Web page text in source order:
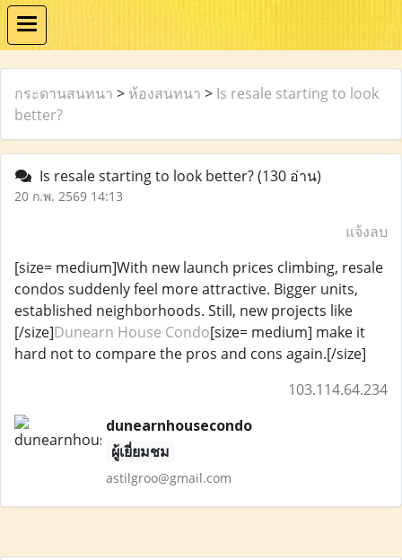
กระดานสนทนา > ห้องสนทนา > Is resale starting to look
better?
Is resale starting to look better?(130 อ่าน)
20 ก.พ. 2569 14:13
แจ้งลบ
[size= medium]With new launch prices climbing, resale
condos suddenly feel more attractive. Bigger units,
established neighborhoods. Still, new projects like
[/size]Dunearn House Condo[size= medium] make it
hard not to compare the pros and cons again.[/size]
103.114.64.234
dunearnhousecondo
ผู้เยี่ยมชม
astilgroo@gmail.com